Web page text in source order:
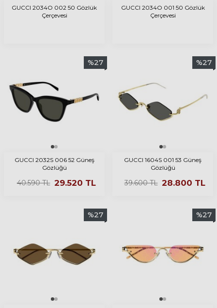
GUCCI 2034O 002 50 Gözlük
Çerçevesi
GUCCI 2034O 001 50 Gözlük
Çerçevesi
%27
GUCCI 2032S 006 52 Güneş
Gözlüğü
40.590TL 29.520 TL
%27
GUCCI 1604S 001 53 Güneş
Gözlüğü
39.600TL 28.800 TL
%27 %27